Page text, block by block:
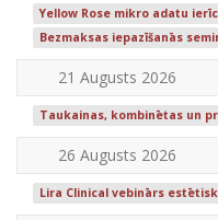
Yellow Rose mikro adatu
Bezmaksas iepazīšanās
21 Augusts 2026
Taukainas, kombinētas un
26 Augusts 2026
Lira Clinical vebinārs